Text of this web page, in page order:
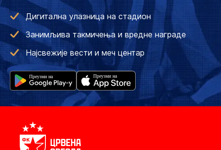
Дигитална улазница на стадион
Занимљива такмичења и вредне награде
Најсвежије вести и меч центар